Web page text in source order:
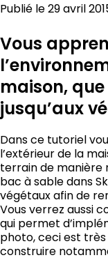
Support
Publié le 29 avril
Vous
maison,
jusqu’aux
Dans ce tutoriel
l’extérieur de la
terrain de manière
bac à sable dans
végétaux afin de
Vous verrez aussi
qui permet
photo, ceci est
construire